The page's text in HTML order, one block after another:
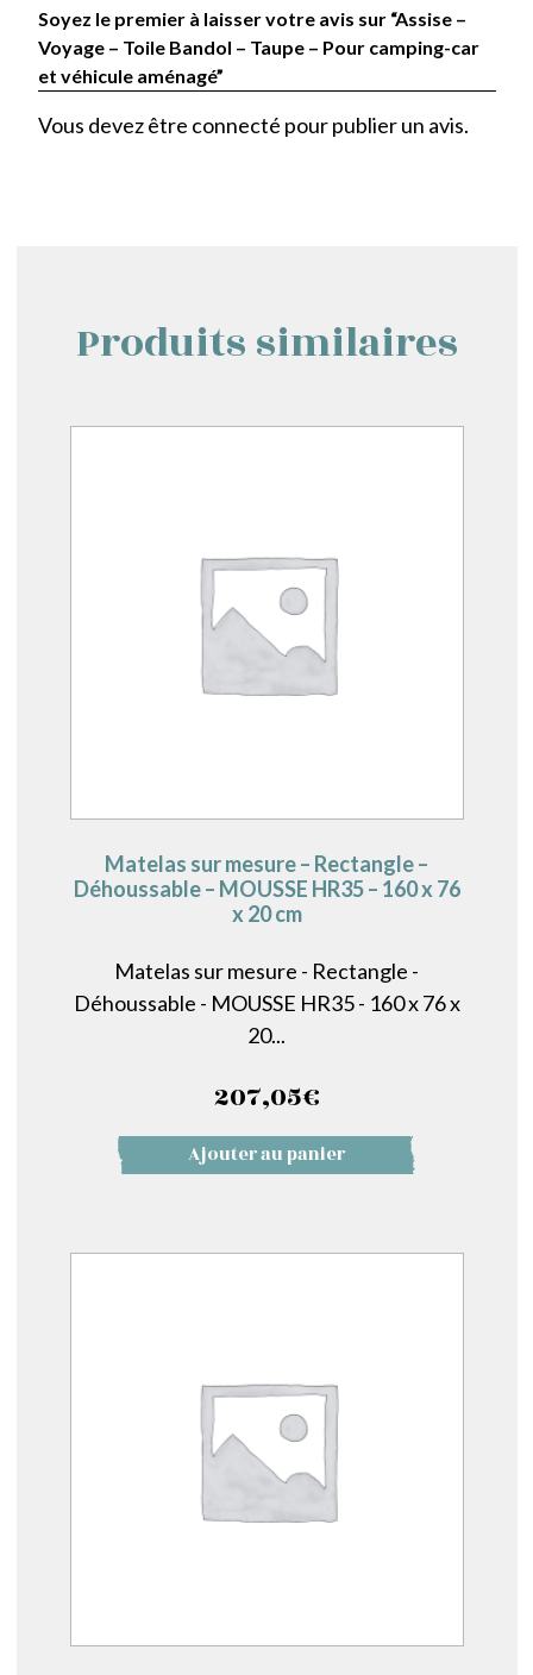
Soyez le premier à laisser votre avis sur “Assise –
Voyage – Toile Bandol – Taupe – Pour camping-car
et véhicule aménagé”
Vous devez être connecté pour publier un avis.
Produits similaires
Matelas sur mesure – Rectangle –
Déhoussable – MOUSSE HR35 – 160 x 76
x 20 cm
Matelas sur mesure - Rectangle -
Déhoussable - MOUSSE HR35 - 160 x 76 x
20...
207,05€
Ajouter au panier